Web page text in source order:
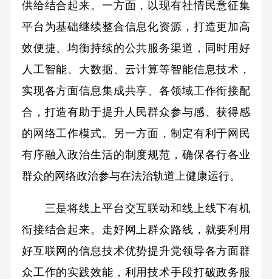
供给结合起来。一方面，以现有社情民意征集
平台为基础继续整合信息化资源，打造更加高
效便捷、均衡持续的公共服务渠道，同时用好
人工智能、大数据、云计算等智能信息技术，
实现各方面信息集成共享、各领域工作衔接配
合，打造有助于提升人民群众参与感、获得感
的网络工作模式。另一方面，制定有利于网民
有序融入政治生活的制度规范，确保各行各业
群众的网络政治参与在法治轨道上健康运行。
三是将线上平台交互联动和线上线下有机
衔接结合起来。走好网上群众路线，就要利用
好互联网的信息技术优势提升党领导各方面群
众工作的实践效能，利用技术手段打破政务服